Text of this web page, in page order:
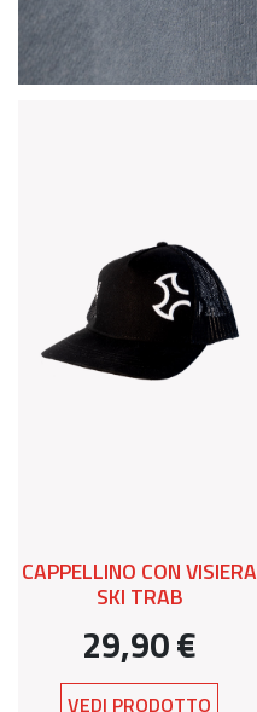
CAPPELLINO CON VISIERA
SKI TRAB
29,90 €
VEDI PRODOTTO